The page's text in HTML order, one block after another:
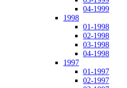
04-1999
1998
01-1998
02-1998
03-1998
04-1998
1997
01-1997
02-1997